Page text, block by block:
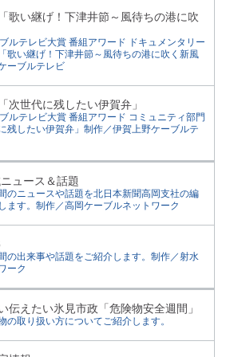
歌い継げ！下津井節～風待ちの港に吹
ルテレビ大賞 番組アワード ドキュメンタリー
歌い継げ！下津井節～風待ちの港に吹く新風
ーブルテレビ
次世代に残したい伊賀弁」
ルテレビ大賞 番組アワード コミュニティ部門
残したい伊賀弁」制作／伊賀上野ケーブルテ
ュース＆話題
のニュースや話題を北日本新聞高岡支社の編
ます。制作／高岡ケーブルネットワーク
の出来事や話題をご紹介します。制作／射水
ーク
伝えたい氷見市政「危険物安全週間」
の取り扱い方についてご紹介します。